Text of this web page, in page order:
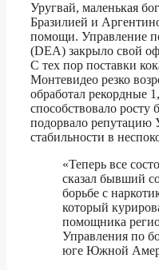
Уругвай, маленькая
Бразилией и
помощи. Управление
(DEA) закрыло свой
С тех пор поставки
Монтевидео резко
обработал рекордные
способствовало росту
подорвало репутацию
стабильности в
«Теперь все
сказал бывший
борьбе с
который
помощника
Управления по
юге Южной